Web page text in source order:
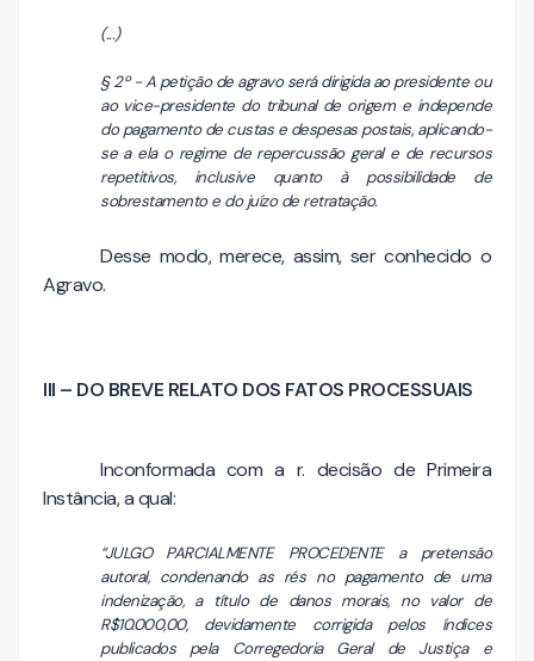
(...)
§ 2º - A petição de agravo será dirigida ao presidente ou
ao vice-presidente do tribunal de origem e independe
do pagamento de custas e despesas postais, aplicando-
se a ela o regime de repercussão geral e de recursos
repetitivos, inclusive quanto à possibilidade de
sobrestamento e do juízo de retratação.
Desse modo, merece, assim, ser conhecido o
Agravo.
III – DO BREVE RELATO DOS FATOS PROCESSUAIS
Inconformada com a r. decisão de Primeira
Instância, a qual:
“JULGO PARCIALMENTE PROCEDENTE a pretensão
autoral, condenando as rés no pagamento de uma
indenização, a título de danos morais, no valor de
R$10.000,00, devidamente corrigida pelos índices
publicados pela Corregedoria Geral de Justiça e